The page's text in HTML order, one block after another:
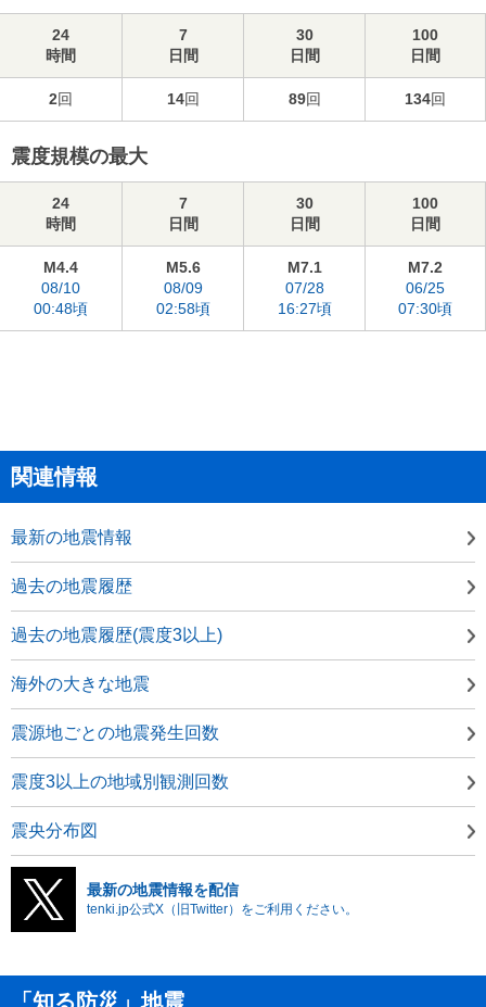
24
時間
7
日間
30
日間
100
日間
2回 14回 89回 134回
震度規模の最大
24
時間
7
日間
30
日間
100
日間
M4.4
08/10
00:48頃
M5.6
08/09
02:58頃
M7.1
07/28
16:27頃
M7.2
06/25
07:30頃
関連情報
最新の地震情報
過去の地震履歴
過去の地震履歴(震度3以上)
海外の大きな地震
震源地ごとの地震発生回数
震度3以上の地域別観測回数
震央分布図
最新の地震情報を配信
tenki.jp公式X（旧Twitter）をご利用ください。
「知る防災」地震